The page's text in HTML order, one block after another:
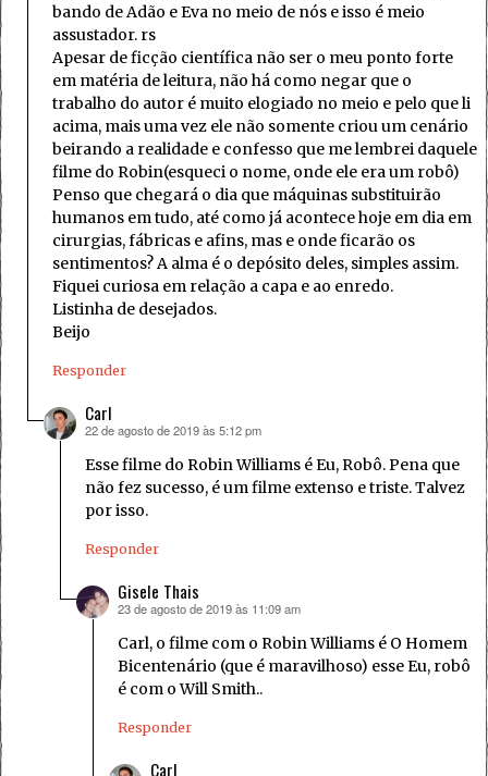
bando de Adão e Eva no meio de nós e isso é meio
assustador. rs
Apesar de ficção científica não ser o meu ponto forte
em matéria de leitura, não há como negar que o
trabalho do autor é muito elogiado no meio e pelo que li
acima, mais uma vez ele não somente criou um cenário
beirando a realidade e confesso que me lembrei daquele
filme do Robin(esqueci o nome, onde ele era um robô)
Penso que chegará o dia que máquinas substituirão
humanos em tudo, até como já acontece hoje em dia em
cirurgias, fábricas e afins, mas e onde ficarão os
sentimentos? A alma é o depósito deles, simples assim.
Fiquei curiosa em relação a capa e ao enredo.
Listinha de desejados.
Beijo
Responder
Carl
disse:
22 de agosto de 2019 às 5:12 pm
Esse filme do Robin Williams é Eu, Robô. Pena que
não fez sucesso, é um filme extenso e triste. Talvez
por isso.
Responder
Gisele Thais
disse:
23 de agosto de 2019 às 11:09 am
Carl, o filme com o Robin Williams é O Homem
Bicentenário (que é maravilhoso) esse Eu, robô
é com o Will Smith..
Responder
Carl